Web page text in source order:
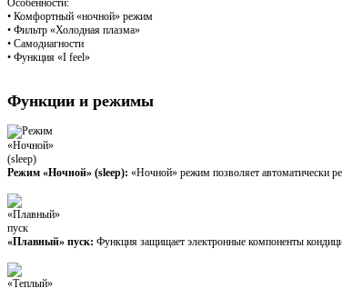
Особенности:
• Комфортный «ночной» режим
• Фильтр «Холодная плазма»
• Самодиагности
• Функция «I feel»
Функции и режимы
Режим «Ночной» (sleep): «Ночной» режим позволяет автоматически
«Плавный» пуск: Функция защищает электронные компоненты